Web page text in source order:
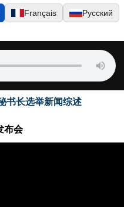
Français
Русский
书长选举新闻综述
布会